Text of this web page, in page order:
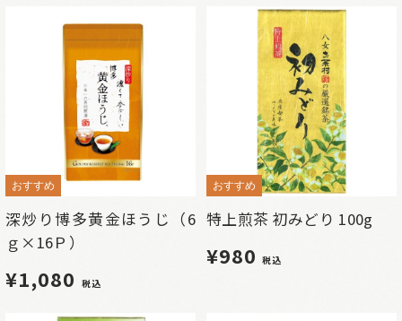
おすすめ
深炒り博多黄金ほうじ（6
ｇ×16Ｐ）
¥1,080 税込
おすすめ
特上煎茶 初みどり 100g
¥980税込